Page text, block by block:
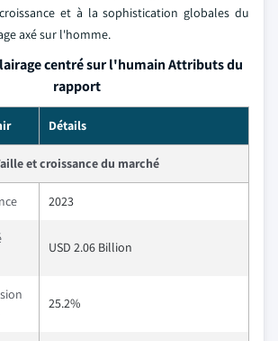
et à la sophistication globales du
axé sur l'homme.
centré sur l'humain Attributs du
rapport
Détails
et croissance du marché
2023
USD 2.06 Billion
25.2%